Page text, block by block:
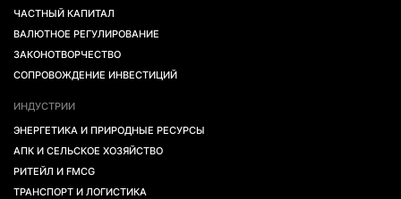
ЧАСТНЫЙ КАПИТАЛ
ВАЛЮТНОЕ РЕГУЛИРОВАНИЕ
ЗАКОНОТВОРЧЕСТВО
СОПРОВОЖДЕНИЕ ИНВЕСТИЦИЙ
ИНДУСТРИИ
ЭНЕРГЕТИКА И ПРИРОДНЫЕ РЕСУРСЫ
АПК И СЕЛЬСКОЕ ХОЗЯЙСТВО
РИТЕЙЛ И FMCG
ТРАНСПОРТ И ЛОГИСТИКА